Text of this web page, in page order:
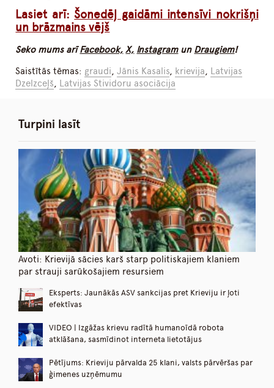
Lasiet arī:Šonedēļ gaidāmi intensīvi nokrišņi
un brāzmains vējš
Seko mums arīFacebook, X, Instagramun Draugiem!
Saistītās tēmas: graudi,Jānis Kasalis, krievija, Latvijas
Dzelzceļš, Latvijas Stividoru asociācija
Turpini lasīt
Avoti: Krievijā sācies karš starp politiskajiem klaniem
par strauji sarūkošajiem resursiem
Eksperts: Jaunākās ASV sankcijas pret Krieviju ir ļoti
efektīvas
VIDEO | Izgāžas krievu radītā humanoīdā robota
atklāšana, sasmīdinot interneta lietotājus
Pētījums: Krieviju pārvalda 25 klani, valsts pārvēršas par
ģimenes uzņēmumu